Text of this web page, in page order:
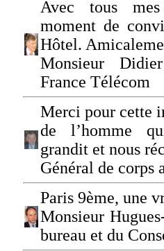
Avec tous
moment de
Hôtel.
Monsieur
France Télécom
Merci pour cette
de l’homme
grandit et nous
Général de corps
Paris 9ème, une
Monsieur
bureau et du